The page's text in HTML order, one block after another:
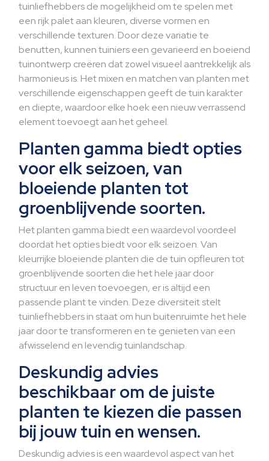
tuinliefhebbers de mogelijkheid om te spelen met
een rijk palet aan kleuren, diverse vormen en
verschillende texturen. Door deze variatie te
benutten, kunnen tuiniers een gevarieerd en boeiend
tuinontwerp creëren dat zowel visueel aantrekkelijk als
harmonieus is. Het mixen en matchen van planten met
verschillende eigenschappen geeft de tuin karakter
en diepte, waardoor elke hoek een nieuw verrassend
element toevoegt aan het geheel.
Planten gamma biedt opties
voor elk seizoen, van
bloeiende planten tot
groenblijvende soorten.
Het planten gamma biedt een waardevol voordeel
doordat het opties biedt voor elk seizoen. Van
kleurrijke bloeiende planten die de tuin opfleuren tot
groenblijvende soorten die het hele jaar door
structuur en leven toevoegen, er is altijd een
passende plant te vinden. Deze diversiteit stelt
tuinliefhebbers in staat om hun buitenruimte het hele
jaar door te transformeren en te genieten van een
afwisselend en levendig tuinlandschap.
Deskundig advies
beschikbaar om de juiste
planten te kiezen die passen
bij jouw tuin en wensen.
Deskundig advies is een waardevol aspect van het